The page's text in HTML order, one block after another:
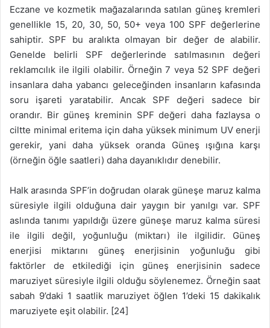
Eczane ve kozmetik mağazalarında satılan güneş kremleri
genellikle 15, 20, 30, 50, 50+ veya 100 SPF değerlerine
sahiptir. SPF bu aralıkta olmayan bir değer de alabilir.
Genelde belirli SPF değerlerinde satılmasının değeri
reklamcılık ile ilgili olabilir. Örneğin 7 veya 52 SPF değeri
insanlara daha yabancı geleceğinden insanların kafasında
soru işareti yaratabilir. Ancak SPF değeri sadece bir
orandır. Bir güneş kreminin SPF değeri daha fazlaysa o
ciltte minimal eritema için daha yüksek minimum UV enerji
gerekir, yani daha yüksek oranda Güneş ışığına karşı
(örneğin öğle saatleri) daha dayanıklıdır denebilir.
Halk arasında SPF’in doğrudan olarak güneşe maruz kalma
süresiyle ilgili olduğuna dair yaygın bir yanılgı var. SPF
aslında tanımı yapıldığı üzere güneşe maruz kalma süresi
ile ilgili değil, yoğunluğu (miktarı) ile ilgilidir. Güneş
enerjisi miktarını güneş enerjisinin yoğunluğu gibi
faktörler de etkilediği için güneş enerjisinin sadece
maruziyet süresiyle ilgili olduğu söylenemez. Örneğin saat
sabah 9’daki 1 saatlik maruziyet öğlen 1’deki 15 dakikalık
maruziyete eşit olabilir. [24]